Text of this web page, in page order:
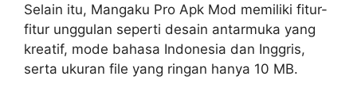
Selain itu, Mangaku Pro Apk Mod memiliki fitur-
fitur unggulan seperti desain antarmuka yang
kreatif, mode bahasa Indonesia dan Inggris,
serta ukuran file yang ringan hanya 10 MB.